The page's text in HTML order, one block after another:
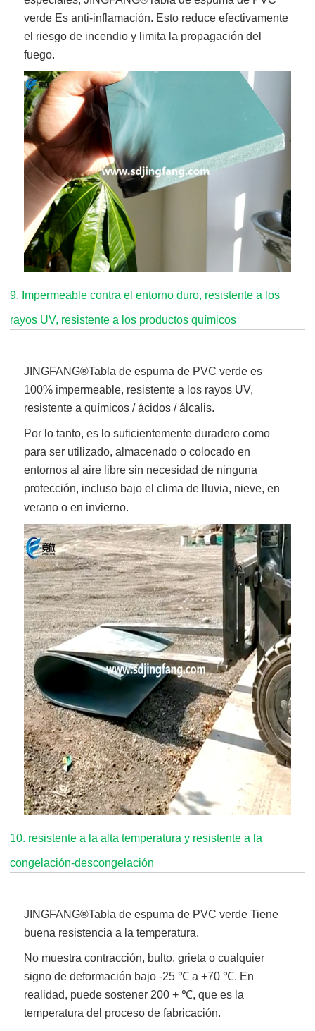
verde Es anti-inflamación. Esto reduce efectivamente
el riesgo de incendio y limita la propagación del
fuego.
9. Impermeable contra el entorno duro, resistente a los
rayos UV, resistente a los productos químicos
JINGFANG®Tabla de espuma de PVC verde es
100% impermeable, resistente a los rayos UV,
resistente a químicos / ácidos / álcalis.
Por lo tanto, es lo suficientemente duradero como
para ser utilizado, almacenado o colocado en
entornos al aire libre sin necesidad de ninguna
protección, incluso bajo el clima de lluvia, nieve, en
verano o en invierno.
10. resistente a la alta temperatura y resistente a la
congelación-descongelación
JINGFANG®Tabla de espuma de PVC verde Tiene
buena resistencia a la temperatura.
No muestra contracción, bulto, grieta o cualquier
signo de deformación bajo -25 ℃ a +70 ℃. En
realidad, puede sostener 200 + ℃, que es la
temperatura del proceso de fabricación.